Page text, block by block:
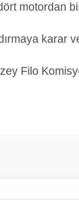
motordan
karar
Filo